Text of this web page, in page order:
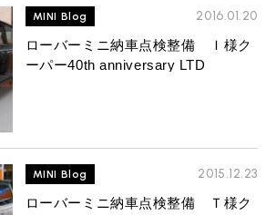
MINI Blog
2016.01.20
ローバーミニ納車点検整備 Ｉ様ク
ーパー40th anniversary LTD
MINI Blog
2015.12.23
ローバーミニ納車点検整備 Ｔ様ク